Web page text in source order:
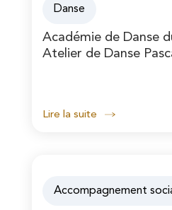
Danse
Académie de Danse
Atelier de Danse
Lire la suite
Accompagnement